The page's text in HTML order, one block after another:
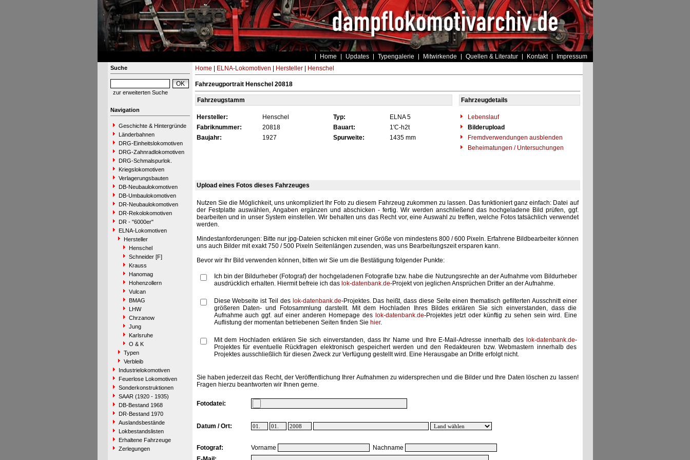
Home Updates Typengalerie Mitwirkende Quellen & Literatur Kontakt Impressum
Suche
zur erweiterten Suche
Navigation
Geschichte & Hintergründe
Länderbahnen
DRG-Einheitslokomotiven
DRG-Zahnradlokomotiven
DRG-Schmalspurlok.
Kriegslokomotiven
Verlagerungsbauten
DB-Neubaulokomotiven
DB-Umbaulokomotiven
DR-Neubaulokomotiven
DR-Rekolokomotiven
DR - "6000er"
ELNA-Lokomotiven
Hersteller
Henschel
Schneider [F]
Krauss
Hanomag
Hohenzollern
Vulcan
BMAG
LHW
Chrzanow
Jung
Karlsruhe
O & K
Typen
Verbleib
Industrielokomotiven
Feuerlose Lokomotiven
Sonderkonstruktionen
SAAR (1920 - 1935)
DB-Bestand 1968
DR-Bestand 1970
Auslandsbestände
Lokbestandslisten
Erhaltene Fahrzeuge
Zerlegungen
Home ELNA-Lokomotiven Hersteller| Henschel
Fahrzeugportrait Henschel 20818
Fahrzeugstamm Fahrzeugdetails
Hersteller: Henschel Typ: ELNA 5
Lebenslauf
Fabriknummer:
20818 Bauart: 1'C-h2t
Bilderupload
Baujahr:
1927 Spurweite: 1435 mm
Fremdverwendungen ausblenden
Beheimatungen / Untersuchungen
Upload eines Fotos dieses Fahrzeuges
Nutzen Sie die Möglichkeit, uns unkompliziert Ihr Foto zu diesem Fahrzeug zukommen zu lassen. Das funktioniert ganz einfach: Datei auf
der Festplatte auswählen, Angaben ergänzen und abschicken - fertig. Wir werden anschließend das hochgeladene Bild prüfen, ggf.
bearbeiten und in unser System einstellen. Wir behalten uns das Recht vor, eine Auswahl zu treffen, welche Fotos tatsächlich verwendet
werden.
Mindestanforderungen: Bitte nur jpg-Dateien schicken mit einer Größe von mindestens 800 / 600 Pixeln. Erfahrene Bildbearbeiter können
uns auch Bilder mit exakt 750 / 500 Pixeln Seitenlängen zusenden, was uns Bearbeitungszeit ersparen kann.
Bevor wir Ihr Bild verwenden können, bitten wir Sie um die Bestätigung folgender Punkte:
Ich bin der Bildurheber (Fotograf) der hochgeladenen Fotografie bzw. habe die Nutzungsrechte an der Aufnahme vom Bildurheber
ausdrücklich erhalten. Hiermit befreie ich das lok-datenbank.de-Projekt von jeglichen Ansprüchen Dritter an der Aufnahme.
Diese Webseite ist Teil des lok-datenbank.de-Projektes. Das heißt, dass diese Seite einen thematisch gefilterten Ausschnitt einer
größeren Daten- und Fotosammlung darstellt. Mit dem Hochladen Ihres Bildes erklären Sie sich einverstanden, dass die
Aufnahme auch ggf. auf einer anderen Homepage des lok-datenbank.de-Projektes jetzt oder künftig zu sehen sein wird. Eine
Auflistung der momentan betriebenen Seiten finden Sie hier.
Mit dem Hochladen erklären Sie sich einverstanden, dass Ihr Name und Ihre E-Mail-Adresse innerhalb des lok-datenbank.de-
Projektes für eventuelle Rückfragen elektronisch gespeichert werden und den Redakteuren bzw. Webmastern innerhalb des
Projektes ausschließlich für diesen Zweck zur Verfügung gestellt wird. Eine Herausgabe an Dritte erfolgt nicht.
Sie haben jederzeit das Recht, der Veröffentlichung Ihrer Aufnahmen zu widersprechen und die Bilder und Ihre Daten löschen zu lassen!
Fragen hierzu beantworten wir Ihnen gerne.
Fotodatei:
Datum / Ort:
Fotograf: Vorname
Nachname